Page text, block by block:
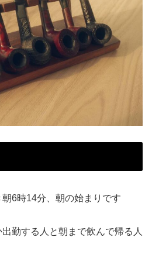
6時14分、朝の始まりです
勤する人と朝まで飲んで帰る人